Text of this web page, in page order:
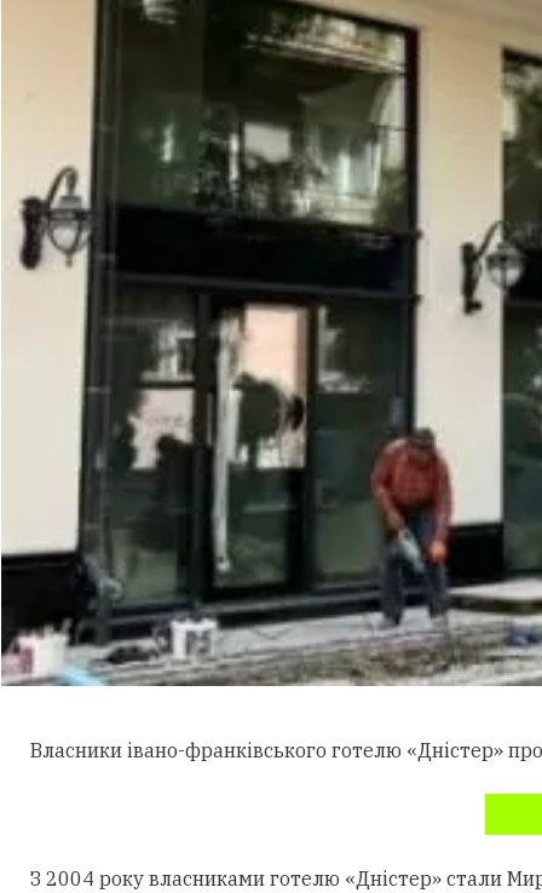
Власники івано-франківського готелю «Дністер»
З 2004 року власниками готелю «Дністер» стали